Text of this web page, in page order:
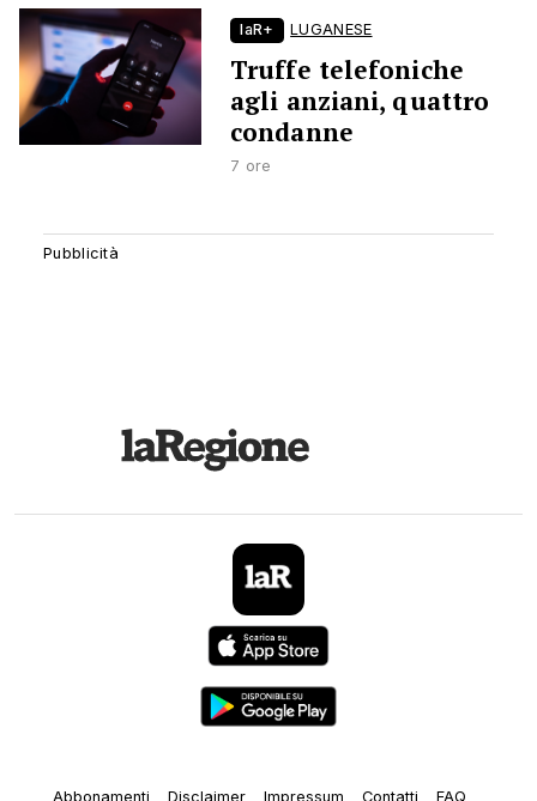
laR+ LUGANESE
Truffe telefoniche
agli anziani, quattro
condanne
7 ore
Abbonamenti Disclaimer Impressum Contatti FAQ